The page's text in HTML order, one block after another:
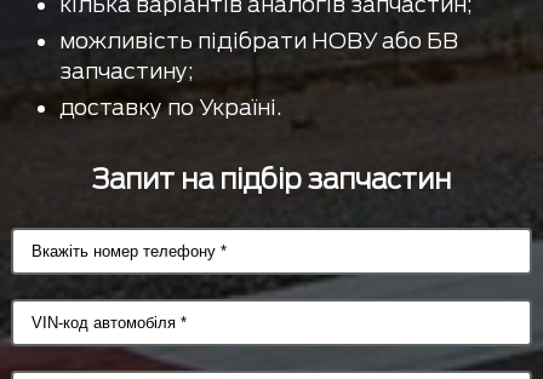
можливість підібрати НОВУ або БВ
запчастину;
доставку по Україні.
Запит на підбір запчастин